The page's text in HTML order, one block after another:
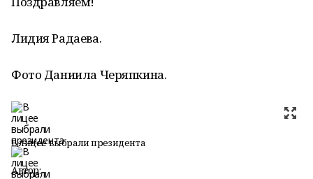
Лидия Радаева.
Фото Даниила Черяпкина.
В лицее выбрали президента
Автор: